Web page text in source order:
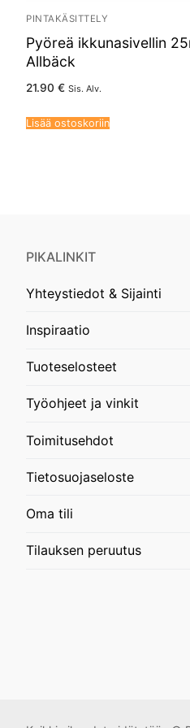
PINTAKÄSITTELY
Pyöreä ikkunasivellin
Allbäck
21.90 € Sis. Alv.
Lisää ostoskoriin
PIKALINKIT
Yhteystiedot & Sijainti
Inspiraatio
Tuoteselosteet
Työohjeet ja vinkit
Toimitusehdot
Tietosuojaseloste
Oma tili
Tilauksen peruutus